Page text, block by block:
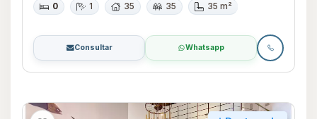
0 1 35 35 35 m²
Consultar Whatsapp